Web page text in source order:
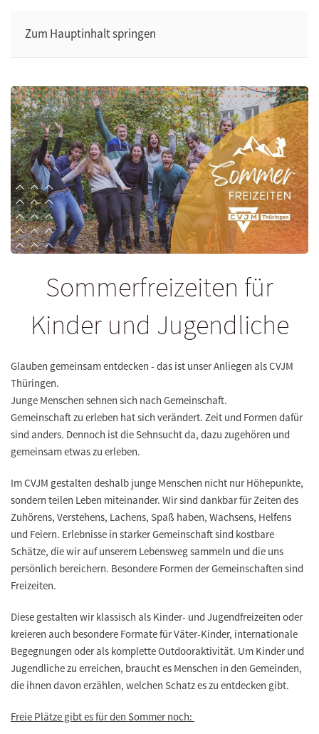
Zum Hauptinhalt springen
Sommerfreizeiten für
Kinder und Jugendliche
Glauben gemeinsam entdecken - das ist unser Anliegen als CVJM
Thüringen.
Junge Menschen sehnen sich nach Gemeinschaft.
Gemeinschaft zu erleben hat sich verändert. Zeit und Formen dafür
sind anders. Dennoch ist die Sehnsucht da, dazu zugehören und
gemeinsam etwas zu erleben.
Im CVJM gestalten deshalb junge Menschen nicht nur Höhepunkte,
sondern teilen Leben miteinander. Wir sind dankbar für Zeiten des
Zuhörens, Verstehens, Lachens, Spaß haben, Wachsens, Helfens
und Feiern. Erlebnisse in starker Gemeinschaft sind kostbare
Schätze, die wir auf unserem Lebensweg sammeln und die uns
persönlich bereichern. Besondere Formen der Gemeinschaften sind
Freizeiten.
Diese gestalten wir klassisch als Kinder- und Jugendfreizeiten oder
kreieren auch besondere Formate für Väter-Kinder, internationale
Begegnungen oder als komplette Outdooraktivität. Um Kinder und
Jugendliche zu erreichen, braucht es Menschen in den Gemeinden,
die ihnen davon erzählen, welchen Schatz es zu entdecken gibt.
Freie Plätze gibt es für den Sommer noch: